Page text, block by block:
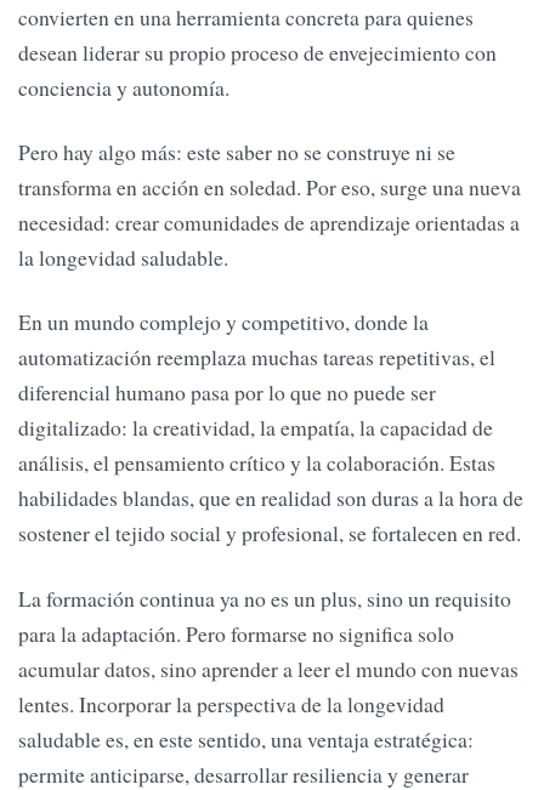
convierten en una herramienta concreta para quienes
desean liderar su propio proceso de envejecimiento con
conciencia y autonomía.
Pero hay algo más: este saber no se construye ni se
transforma en acción en soledad. Por eso, surge una nueva
necesidad: crear comunidades de aprendizaje orientadas a
la longevidad saludable.
En un mundo complejo y competitivo, donde la
automatización reemplaza muchas tareas repetitivas, el
diferencial humano pasa por lo que no puede ser
digitalizado: la creatividad, la empatía, la capacidad de
análisis, el pensamiento crítico y la colaboración. Estas
habilidades blandas, que en realidad son duras a la hora de
sostener el tejido social y profesional, se fortalecen en red.
La formación continua ya no es un plus, sino un requisito
para la adaptación. Pero formarse no significa solo
acumular datos, sino aprender a leer el mundo con nuevas
lentes. Incorporar la perspectiva de la longevidad
saludable es, en este sentido, una ventaja estratégica:
permite anticiparse, desarrollar resiliencia y generar